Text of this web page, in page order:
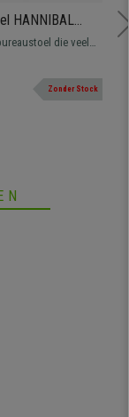
HANNIBAL
in Leder,
die veel
tijdens het
Verkrijgbaar in
kleuren enZonder Stock